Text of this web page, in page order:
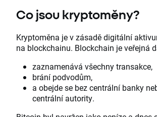
Co jsou kryptoměny?
Kryptoměna je v zásadě digitální
na blockchainu. Blockchain je veřejná
zaznamenává všechny transakce,
brání podvodům,
a obejde se bez centrální banky
centrální autority.